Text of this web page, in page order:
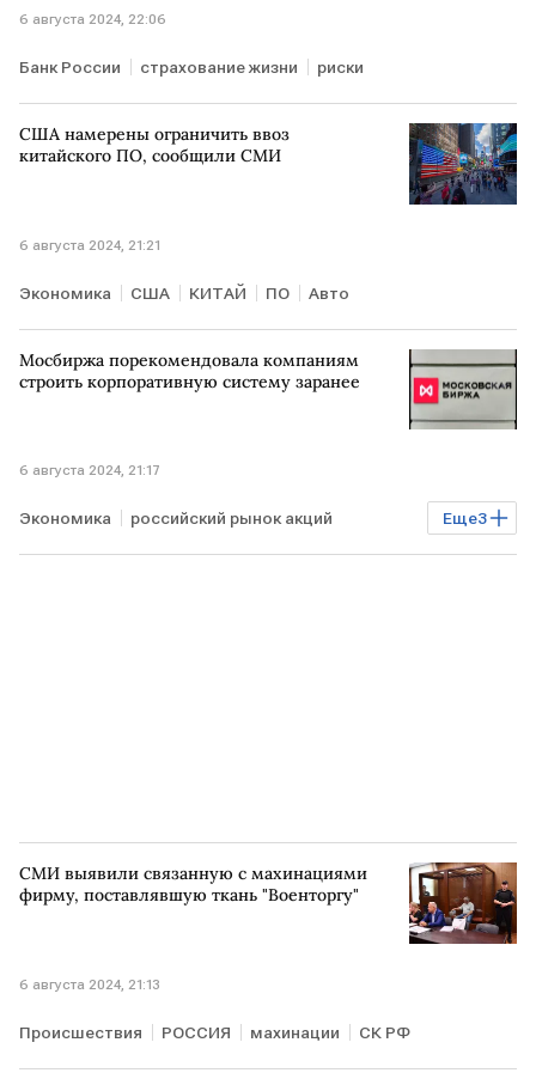
6 августа 2024, 22:06
Банк России страхование жизни риски
США намерены ограничить ввоз
китайского ПО, сообщили СМИ
6 августа 2024, 21:21
Экономика США КИТАЙ ПО Авто
Мосбиржа порекомендовала компаниям
строить корпоративную систему заранее
6 августа 2024, 21:17
Еще3
Экономика российский рынок акций
Мосбиржа листинг Бизнес
СМИ выявили связанную с махинациями
фирму, поставлявшую ткань "Военторгу"
6 августа 2024, 21:13
Происшествия РОССИЯ махинации СК РФ